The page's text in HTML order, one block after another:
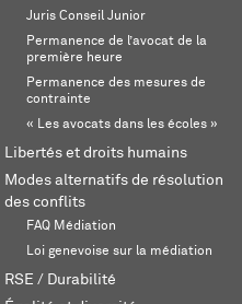
Juris Conseil Junior
Permanence de l’avocat de la
première heure
Permanence des mesures de
contrainte
« Les avocats dans les écoles »
Libertés et droits humains
Modes alternatifs de résolution
des conflits
FAQ Médiation
Loi genevoise sur la médiation
RSE / Durabilité